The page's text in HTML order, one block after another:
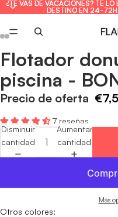
¿TE VAS DE VACACIONES? TE
DESTINO EN 24-72H
¿TE VAS DE VACACIONES? TE
DESTINO EN 24-72H
Abrir
imagen
a
pantalla
Abrir
imagen
a
pantalla
Abrir
imagen
a
pantalla
Abrir
imagen
a
pantalla
Abrir
imagen
a
pantalla
Abrir
imagen
a
pantalla
Flotador
piscina -
Precio de oferta
7 reseñas
Disminuir
cantidad
Aumentar
cantidad
Más
Otros colores: